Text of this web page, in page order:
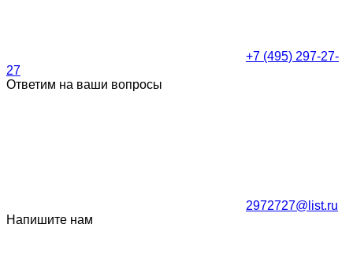
+7 (495) 297-27-
27
Ответим на ваши вопросы
2972727@list.ru
Напишите нам